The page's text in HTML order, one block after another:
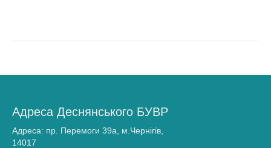
Звернення громадян
Адреса Деснянського БУВР
Адреса: пр. Перемоги 39а, м.Чернігів,
14017